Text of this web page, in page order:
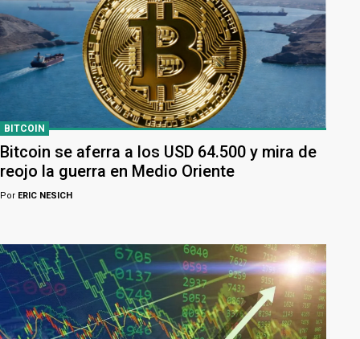
BITCOIN
Bitcoin se aferra a los USD 64.500 y mira de
reojo la guerra en Medio Oriente
Por ERIC NESICH